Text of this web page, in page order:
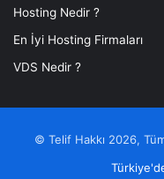
Hosting Nedir ?
En İyi Hosting Firmaları
VDS Nedir ?
© Telif Hakkı 2026,